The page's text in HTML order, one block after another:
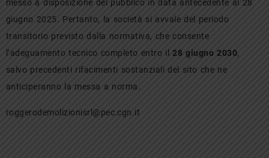
messo a disposizione del pubblico in data antecedente al 28
giugno 2025. Pertanto, la società si avvale del periodo
transitorio previsto dalla normativa, che consente
l’adeguamento tecnico completo entro il28 giugno 2030,
salvo precedenti rifacimenti sostanziali del sito che ne
anticiperanno la messa a norma.
roggerodemolizionisrl@pec.cgn.it